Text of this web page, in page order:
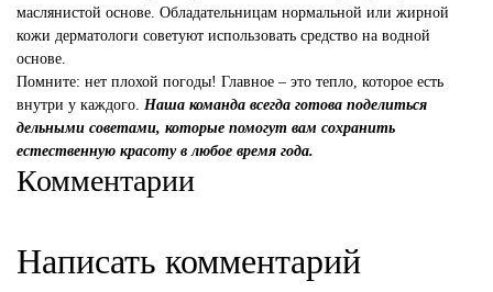
маслянистой основе. Обладательницам нормальной или жирной
кожи дерматологи советуют использовать средство на водной
основе.
Помните: нет плохой погоды! Главное – это тепло, которое есть
внутри у каждого. Наша команда всегда готова поделиться
дельными советами, которые помогут вам сохранить
естественную красоту в любое время года.
Комментарии
Написать комментарий